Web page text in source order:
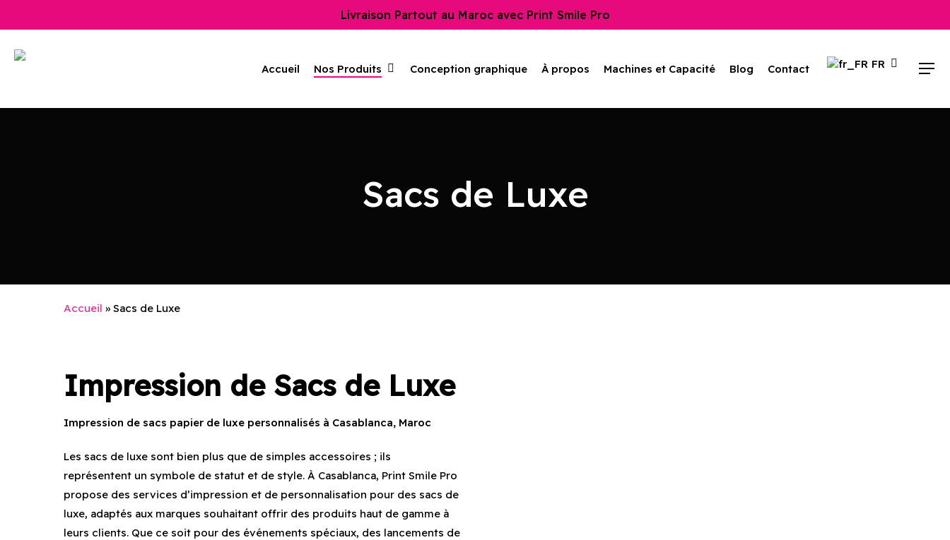
to
main
Livraison Partout au Maroc avec Print Smile Pro
Accueil Nos Produits Conception graphique À propos Machines et Capacité Blog Contact FR Menu
Sacs de Luxe
Accueil » Sacs de Luxe
Impression de Sacs de Luxe
Impression de sacs papier de luxe personnalisés à Casablanca, Maroc
Les sacs de luxe sont bien plus que de simples accessoires ; ils
représentent un symbole de statut et de style. À Casablanca, Print Smile Pro
propose des services d’impression et de personnalisation pour des sacs de
luxe, adaptés aux marques souhaitant offrir des produits haut de gamme à
leurs clients. Que ce soit pour des événements spéciaux, des lancements de